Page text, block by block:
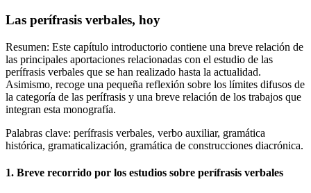
Las perífrasis verbales, hoy
Resumen: Este capítulo introductorio contiene una breve relación de
las principales aportaciones relacionadas con el estudio de las
perífrasis verbales que se han realizado hasta la actualidad.
Asimismo, recoge una pequeña reflexión sobre los límites difusos de
la categoría de las perífrasis y una breve relación de los trabajos que
integran esta monografía.
Palabras clave: perífrasis verbales, verbo auxiliar, gramática
histórica, gramaticalización, gramática de construcciones diacrónica.
1. Breve recorrido por los estudios sobre perífrasis verbales